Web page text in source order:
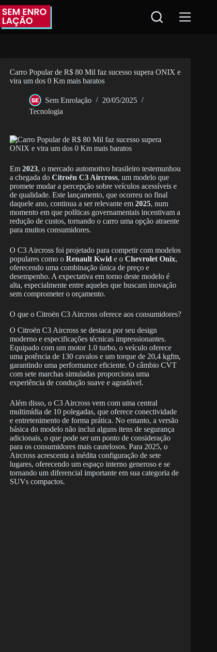
Pular
para
conteúdo
Carro Popular de R$ 80 Mil faz sucesso supera ONIX e
vira um dos 0 Km mais baratos
Sem Enrolação
20/05/2025
Tecnologia
Em 2023, o mercado automotivo brasileiro testemunhou
a chegada do Citroën C3 Aircross, um modelo que
promete mudar a percepção sobre veículos acessíveis e
de qualidade. Este lançamento, que ocorreu no final
daquele ano, continua a ser relevante em 2025, num
momento em que políticas governamentais incentivam a
redução de custos, tornando o carro uma opção atraente
para muitos consumidores.
O C3 Aircross foi projetado para competir com modelos
populares como o Renault Kwid e o Chevrolet Onix,
oferecendo uma combinação única de preço e
desempenho. A expectativa em torno deste modelo é
alta, especialmente entre aqueles que buscam inovação
sem comprometer o orçamento.
O que o Citroën C3 Aircross oferece aos consumidores?
O Citroën C3 Aircross se destaca por seu design
moderno e especificações técnicas impressionantes.
Equipado com um motor 1.0 turbo, o veículo oferece
uma potência de 130 cavalos e um torque de 20,4 kgfm,
garantindo uma performance eficiente. O câmbio CVT
com sete marchas simuladas proporciona uma
experiência de condução suave e agradável.
Além disso, o C3 Aircross vem com uma central
multimídia de 10 polegadas, que oferece conectividade
e entretenimento de forma prática. No entanto, a versão
básica do modelo não inclui alguns itens de segurança
adicionais, o que pode ser um ponto de consideração
para os consumidores mais cautelosos. Para 2025, o
Aircross acrescenta a inédita configuração de sete
lugares, oferecendo um espaço interno generoso e se
tornando um diferencial importante em sua categoria de
SUVs compactos.